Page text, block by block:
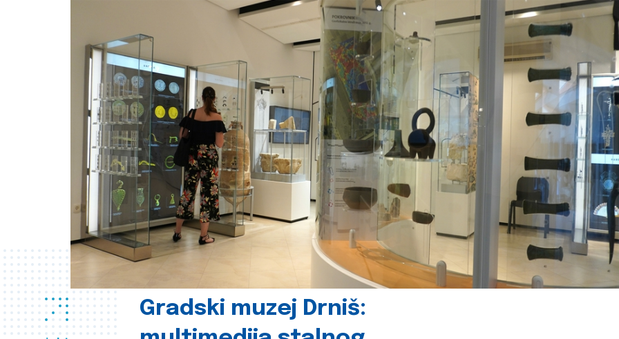
Gradski muzej Drniš: